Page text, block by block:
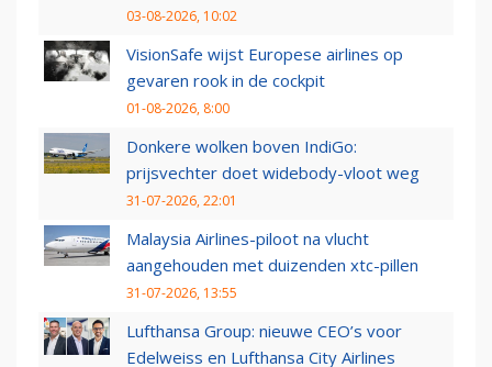
03-08-2026, 10:02
VisionSafe wijst Europese airlines op
gevaren rook in de cockpit
01-08-2026, 8:00
Donkere wolken boven IndiGo:
prijsvechter doet widebody-vloot weg
31-07-2026, 22:01
Malaysia Airlines-piloot na vlucht
aangehouden met duizenden xtc-pillen
31-07-2026, 13:55
Lufthansa Group: nieuwe CEO’s voor
Edelweiss en Lufthansa City Airlines